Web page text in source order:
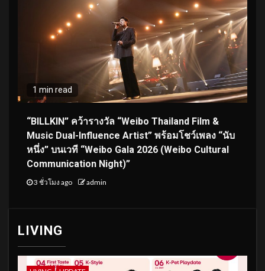
1 min read
“BILLKIN” คว้ารางวัล “Weibo Thailand Film &
Music Dual-Influence Artist” พร้อมโชว์เพลง “นับ
หนึ่ง” บนเวที “Weibo Gala 2026 (Weibo Cultural
Communication Night)”
3 ชั่วโมง ago admin
LIVING